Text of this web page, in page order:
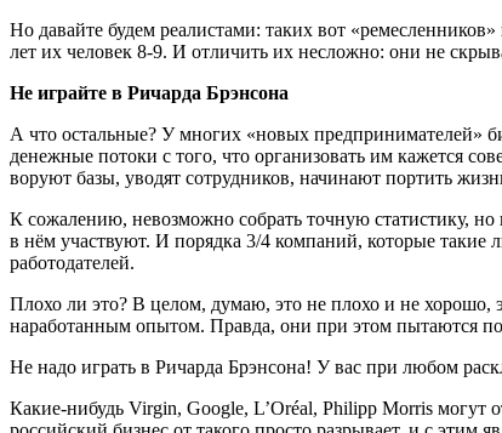
Но давайте будем реалистами: таких вот
лет их человек 8-9. И отличить их несложно: они не
Не играйте в Ричарда Брэнсона
А что остальные? У многих «новых предпринимателей»
денежные потоки с того, что организовать им кажется
воруют базы, уводят сотрудников, начинают портить
К сожалению, невозможно собрать точную статистику,
в нём участвуют. И порядка 3/4 компаний, которые
работодателей.
Плохо ли это? В целом, думаю, это не плохо и не хорошо,
наработанным опытом. Правда, они при этом пытаются
Не надо играть в Ричарда Брэнсона! У вас при любом
Какие-нибудь Virgin, Google, L’Oréal, Philipp Morris могут